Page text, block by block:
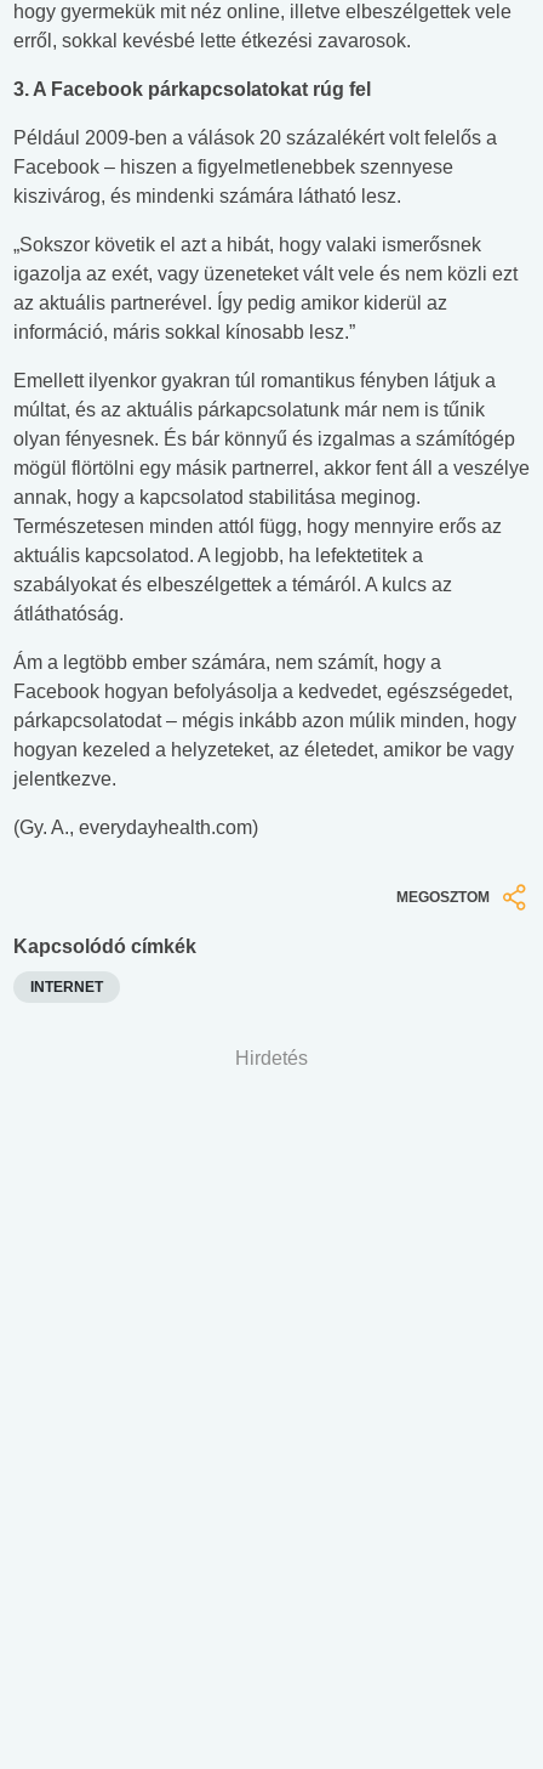
hogy gyermekük mit néz online, illetve elbeszélgettek vele
erről, sokkal kevésbé lette étkezési zavarosok.
3. A Facebook párkapcsolatokat rúg fel
Például 2009-ben a válások 20 százalékért volt felelős a
Facebook – hiszen a figyelmetlenebbek szennyese
kiszivárog, és mindenki számára látható lesz.
„Sokszor követik el azt a hibát, hogy valaki ismerősnek
igazolja az exét, vagy üzeneteket vált vele és nem közli ezt
az aktuális partnerével. Így pedig amikor kiderül az
információ, máris sokkal kínosabb lesz.”
Emellett ilyenkor gyakran túl romantikus fényben látjuk a
múltat, és az aktuális párkapcsolatunk már nem is tűnik
olyan fényesnek. És bár könnyű és izgalmas a számítógép
mögül flörtölni egy másik partnerrel, akkor fent áll a veszélye
annak, hogy a kapcsolatod stabilitása meginog.
Természetesen minden attól függ, hogy mennyire erős az
aktuális kapcsolatod. A legjobb, ha lefektetitek a
szabályokat és elbeszélgettek a témáról. A kulcs az
átláthatóság.
Ám a legtöbb ember számára, nem számít, hogy a
Facebook hogyan befolyásolja a kedvedet, egészségedet,
párkapcsolatodat – mégis inkább azon múlik minden, hogy
hogyan kezeled a helyzeteket, az életedet, amikor be vagy
jelentkezve.
(Gy. A., everydayhealth.com)
MEGOSZTOM
Kapcsolódó címkék
INTERNET
Hirdetés